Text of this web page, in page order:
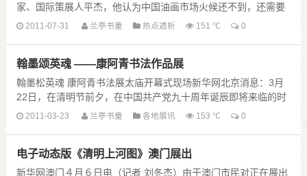
家、国际策展人平杰，他认为中国油画市场火候还不到，还需要
沉淀。 上海证券报：在2011春拍中，中国油画也......
2011-07-31 兰亭书童 热点透析 151 ℃ 0
翰墨颂英魂 ——康阿青书法作品展
翰墨松英魂 康阿青书法展太庙开幕式现场新华网北京消息：3月
22日，在清明节前夕，在中国共产党九十周年诞辰即将来临的时
刻，为祭奠那些为了祖国安全、为了人民幸福、为......
2011-03-23 兰亭书童 各地展讯 153 ℃ 0
电子动态版《清明上河图》澳门展出
新华网澳门４月６日电（记者 刘冬杰）由于澳门市民对正在展出